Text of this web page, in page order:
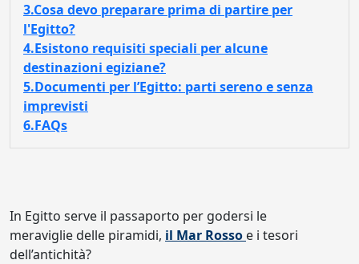
3.Cosa devo preparare prima di partire per
l'Egitto?
4.Esistono requisiti speciali per alcune
destinazioni egiziane?
5.Documenti per l’Egitto: parti sereno e senza
imprevisti
6.FAQs
In Egitto serve il passaporto per godersi le
meraviglie delle piramidi, il Mar Rosso e i tesori
dell’antichità?